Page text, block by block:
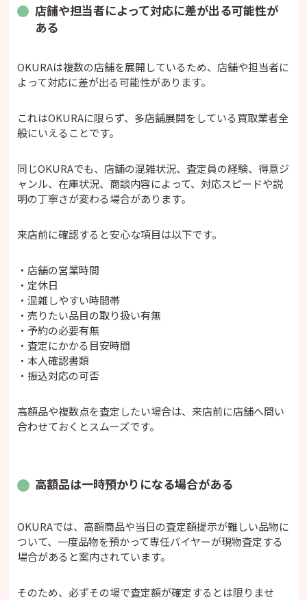
店舗や担当者によって対応に差が出る可能性が
ある
OKURAは複数の店舗を展開しているため、店舗や担当者に
よって対応に差が出る可能性があります。
これはOKURAに限らず、多店舗展開をしている買取業者全
般にいえることです。
同じOKURAでも、店舗の混雑状況、査定員の経験、得意ジ
ャンル、在庫状況、商談内容によって、対応スピードや説
明の丁寧さが変わる場合があります。
来店前に確認すると安心な項目は以下です。
・店舗の営業時間
・定休日
・混雑しやすい時間帯
・売りたい品目の取り扱い有無
・予約の必要有無
・査定にかかる目安時間
・本人確認書類
・振込対応の可否
高額品や複数点を査定したい場合は、来店前に店舗へ問い
合わせておくとスムーズです。
高額品は一時預かりになる場合がある
OKURAでは、高額商品や当日の査定額提示が難しい品物に
ついて、一度品物を預かって専任バイヤーが現物査定する
場合があると案内されています。
そのため、必ずその場で査定額が確定するとは限りませ